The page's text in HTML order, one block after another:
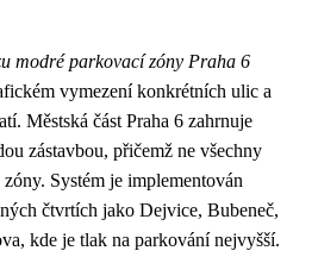
modré parkovací zóny Praha 6
vymezení konkrétních ulic a
Městská část Praha 6 zahrnuje
zástavbou, přičemž ne všechny
Systém je implementován
čtvrtích jako Dejvice, Bubeneč,
kde je tlak na parkování nejvyšší.